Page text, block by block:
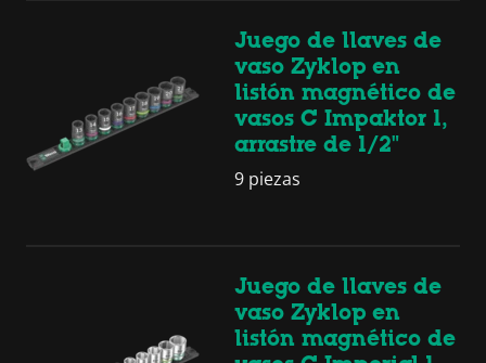
Juego de llaves de
vaso Zyklop en
listón magnético de
vasos C Impaktor 1,
arrastre de 1/2"
9 piezas
Juego de llaves de
vaso Zyklop en
listón magnético de